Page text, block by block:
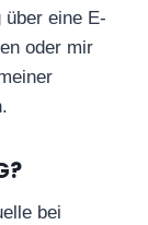
über eine E-
oder mir
bei